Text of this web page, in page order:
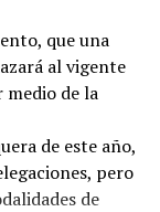
que una
al vigente
medio de la
de este año,
pero
de